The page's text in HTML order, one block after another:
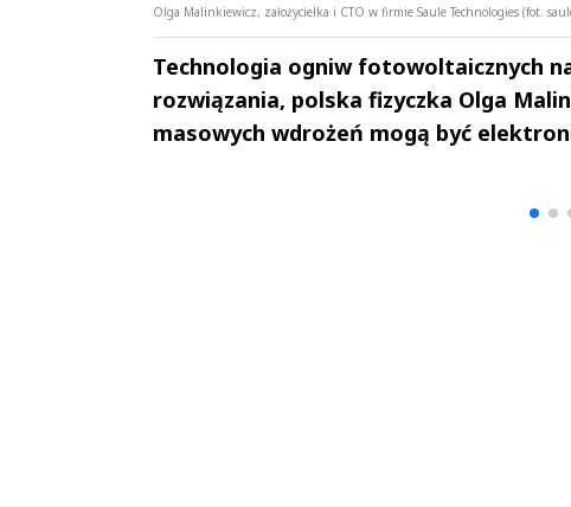
Olga Malinkiewicz, założycielka i CTO w firmie Saule Technologies (fot.
Technologia ogniw fotowoltaicznych
rozwiązania, polska fizyczka Olga
masowych wdrożeń mogą być
Andrzej i Marta
Marta i
Sterniccy